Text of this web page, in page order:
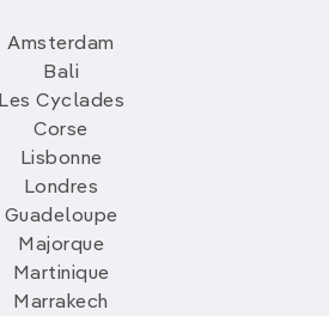
Amsterdam
Bali
Les Cyclades
Corse
Lisbonne
Londres
Guadeloupe
Majorque
Martinique
Marrakech